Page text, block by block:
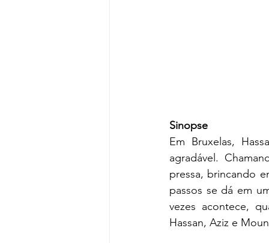
Sinopse
Em Bruxelas,
agradável.
pressa, brincando
passos se dá em
vezes acontece,
Hassan, Aziz e